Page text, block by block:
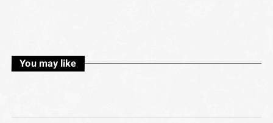
You may like